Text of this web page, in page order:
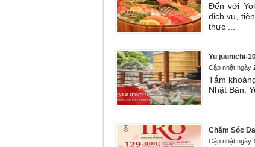
Đến với
dịch vụ,
thực ...
Yu juunichi-
Cập nhật ngày
Tắm
Nhật Bản.
Chăm Sóc
Cập nhật ngày